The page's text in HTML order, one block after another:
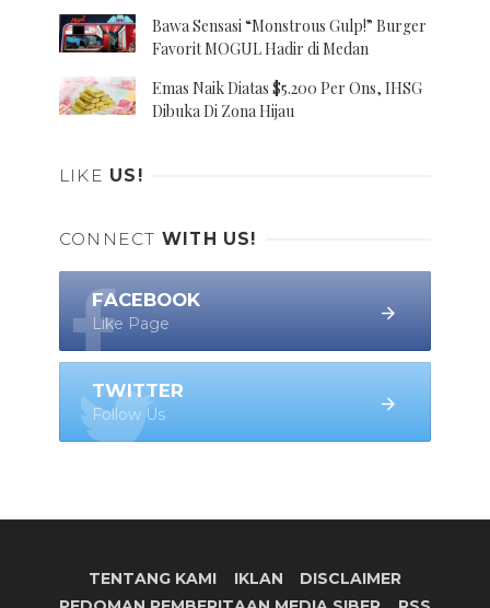
Bawa Sensasi “Monstrous Gulp!” Burger
Favorit MOGUL Hadir di Medan
Emas Naik Diatas $5.200 Per Ons, IHSG
Dibuka Di Zona Hijau
LIKE US!
CONNECT WITH US!
FACEBOOK
Like Page
TWITTER
Follow Us
TENTANG KAMI IKLAN
DISCLAIMER